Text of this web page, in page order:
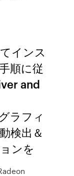
インス
順に従
and
ラフィ
検出＆
ンを